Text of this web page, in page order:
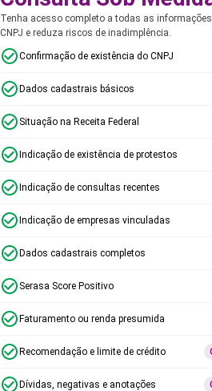
Tenha acesso completo a todas as
CNPJ e reduza riscos de inadimplência.
Confirmação de existência do CNPJ
Dados cadastrais básicos
Situação na Receita Federal
Indicação de existência de protestos
Indicação de consultas recentes
Indicação de empresas vinculadas
Dados cadastrais completos
Serasa Score Positivo
Faturamento ou renda presumida
Recomendação e limite de crédito
Dívidas, negativas e anotações